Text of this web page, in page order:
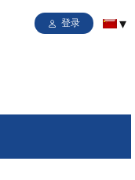
登录